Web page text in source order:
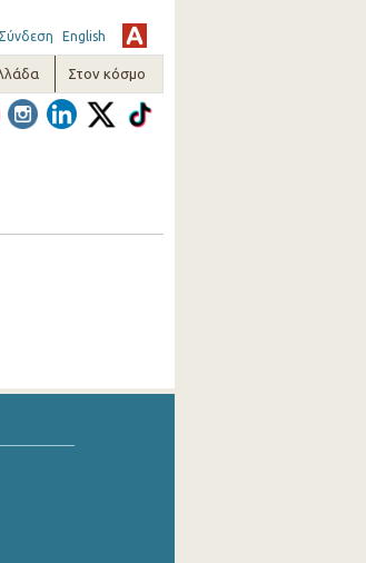
Σύνδεση English
Στον κόσμο